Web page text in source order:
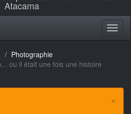
Atacama
Photographie
ou il était une fois une histoire
×